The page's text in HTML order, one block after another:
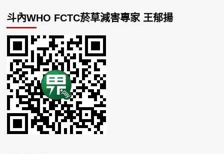
斗內WHO FCTC菸草減害專家 王郁揚